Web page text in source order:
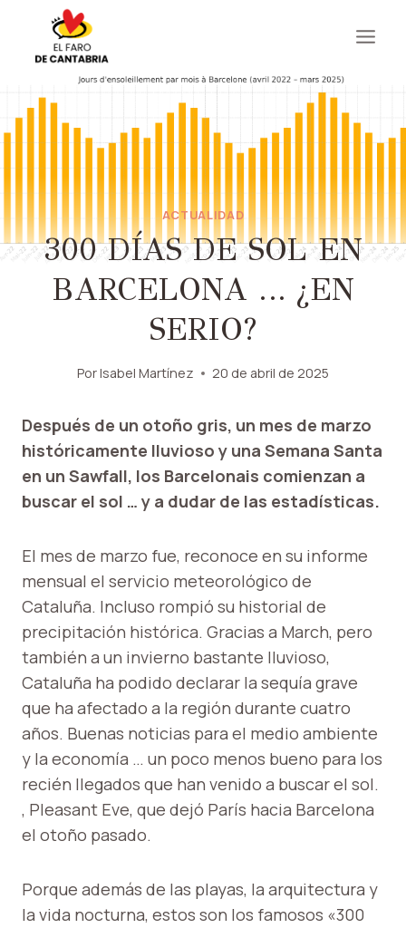
contenido
ACTUALIDAD
300 DÍAS DE SOL EN
BARCELONA … ¿EN
SERIO?
PorIsabel Martínez 20 de abril de 2025
Después de un otoño gris, un mes de marzo
históricamente lluvioso y una Semana Santa
en un Sawfall, los Barcelonais comienzan a
buscar el sol … y a dudar de las estadísticas.
El mes de marzo fue, reconoce en su informe
mensual el servicio meteorológico de
Cataluña. Incluso rompió su historial de
precipitación histórica. Gracias a March, pero
también a un invierno bastante lluvioso,
Cataluña ha podido declarar la sequía grave
que ha afectado a la región durante cuatro
años. Buenas noticias para el medio ambiente
y la economía … un poco menos bueno para los
recién llegados que han venido a buscar el sol.
, Pleasant Eve, que dejó París hacia Barcelona
el otoño pasado.
Porque además de las playas, la arquitectura y
la vida nocturna, estos son los famosos «300